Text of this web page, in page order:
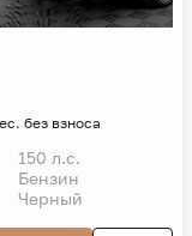
без взноса
150 л.с.
Бензин
Черный